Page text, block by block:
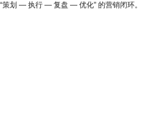
划 — 执行 — 复盘 — 优化” 的营销闭环。